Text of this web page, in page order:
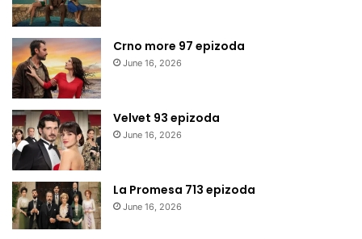
Crno more 97 epizoda
June 16, 2026
Velvet 93 epizoda
June 16, 2026
La Promesa 713 epizoda
June 16, 2026